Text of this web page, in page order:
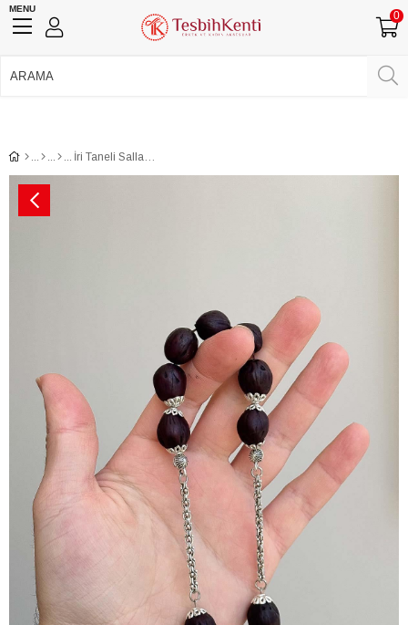
MENU
0
İri Taneli Sallamalık Mor Andız Zaza Tesbih